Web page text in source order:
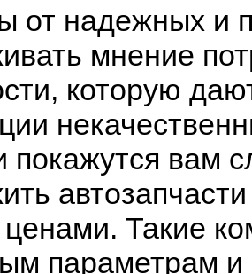
от надежных и
мнение
которую
покажутся вам
Такие
параметрам и